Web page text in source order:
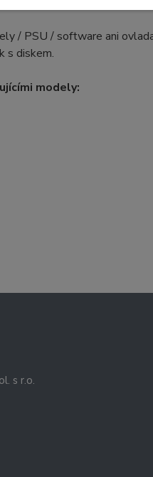
/ PSU / software ani
s diskem.
modely:
s r.o.